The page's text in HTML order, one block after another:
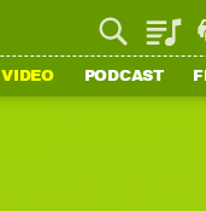
Playlist
VIDEO PODCAST